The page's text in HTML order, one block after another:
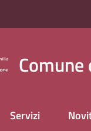
Servizi